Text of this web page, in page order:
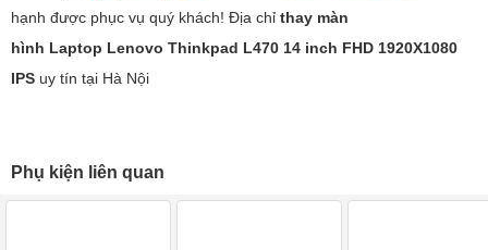
hạnh được phục vụ quý khách! Địa chỉ thay màn
hình Laptop Lenovo Thinkpad L470 14 inch FHD 1920X1080
IPS uy tín tại Hà Nội
Phụ kiện liên quan